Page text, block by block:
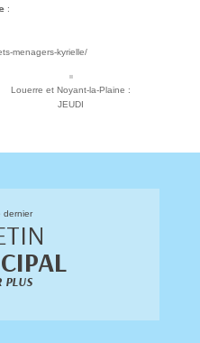
:
menagers-kyrielle/
Louerre et Noyant-la-Plaine :
JEUDI
dernier
PLUS